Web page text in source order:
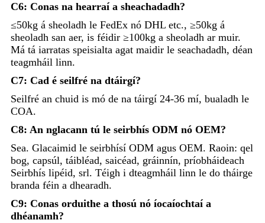
C6: Conas na hearraí a sheachadadh?
≤50kg á sheoladh le FedEx nó DHL etc., ≥50kg á
sheoladh san aer, is féidir ≥100kg a sheoladh ar muir.
Má tá iarratas speisialta agat maidir le seachadadh, déan
teagmháil linn.
C7: Cad é seilfré na dtáirgí?
Seilfré an chuid is mó de na táirgí 24-36 mí, bualadh le
COA.
C8: An nglacann tú le seirbhís ODM nó OEM?
Sea. Glacaimid le seirbhísí ODM agus OEM. Raoin: qel
bog, capsúl, táibléad, saicéad, gráinnín, príobháideach
Seirbhís lipéid, srl. Téigh i dteagmháil linn le do tháirge
branda féin a dhearadh.
C9: Conas orduithe a thosú nó íocaíochtaí a
dhéanamh?